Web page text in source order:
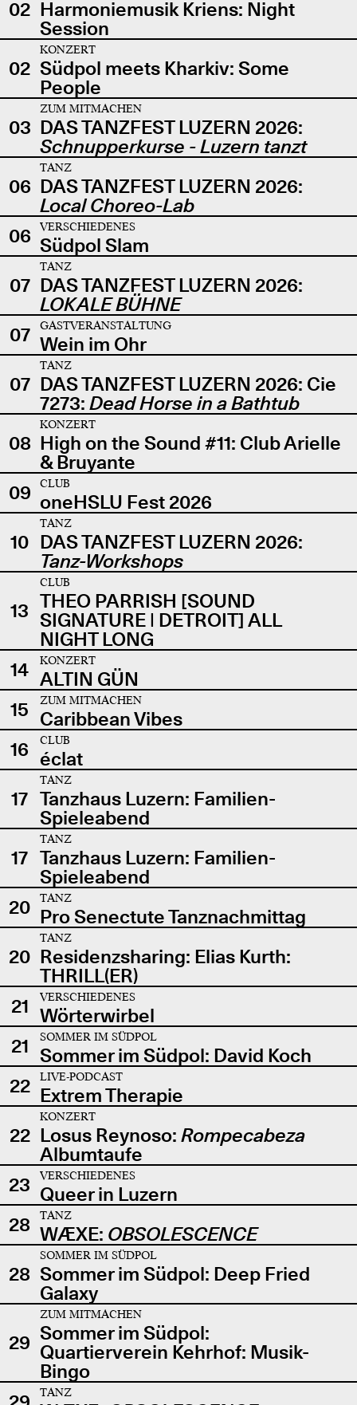
02 Harmoniemusik Kriens: Night
Session
02
KONZERT
Südpol meets Kharkiv: Some
People
03
ZUM MITMACHEN
DAS TANZFEST LUZERN 2026:
Schnupperkurse - Luzern tanzt
06
TANZ
DAS TANZFEST LUZERN 2026:
Local Choreo-Lab
06
VERSCHIEDENES
Südpol Slam
07
TANZ
DAS TANZFEST LUZERN 2026:
LOKALE BÜHNE
07
GASTVERANSTALTUNG
Wein im Ohr
07
TANZ
DAS TANZFEST LUZERN 2026: Cie
7273: Dead Horse in a Bathtub
08
KONZERT
High on the Sound #11: Club Arielle
& Bruyante
09
CLUB
oneHSLU Fest 2026
10
TANZ
DAS TANZFEST LUZERN 2026:
Tanz-Workshops
13
CLUB
THEO PARRISH [SOUND
SIGNATURE | DETROIT] ALL
NIGHT LONG
14
KONZERT
ALTIN GÜN
15
ZUM MITMACHEN
Caribbean Vibes
16
CLUB
éclat
17
TANZ
Tanzhaus Luzern: Familien-
Spieleabend
17
TANZ
Tanzhaus Luzern: Familien-
Spieleabend
20
TANZ
Pro Senectute Tanznachmittag
20
TANZ
Residenzsharing: Elias Kurth:
THRILL(ER)
21
VERSCHIEDENES
Wörterwirbel
21
SOMMER IM SÜDPOL
Sommer im Südpol: David Koch
22
LIVE-PODCAST
Extrem Therapie
22
KONZERT
Losus Reynoso: Rompecabeza
Albumtaufe
23
VERSCHIEDENES
Queer in Luzern
28
TANZ
WÆXE: OBSOLESCENCE
28
SOMMER IM SÜDPOL
Sommer im Südpol: Deep Fried
Galaxy
29
ZUM MITMACHEN
Sommer im Südpol:
Quartierverein Kehrhof: Musik-
Bingo
TANZ